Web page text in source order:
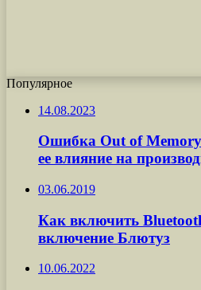
Популярное
14.08.2023
Ошибка Out of
ее влияние на
03.06.2019
Как включить
включение Блютуз
10.06.2022